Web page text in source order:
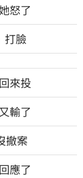
怒了
打臉
來投
輸了
撤案
應了